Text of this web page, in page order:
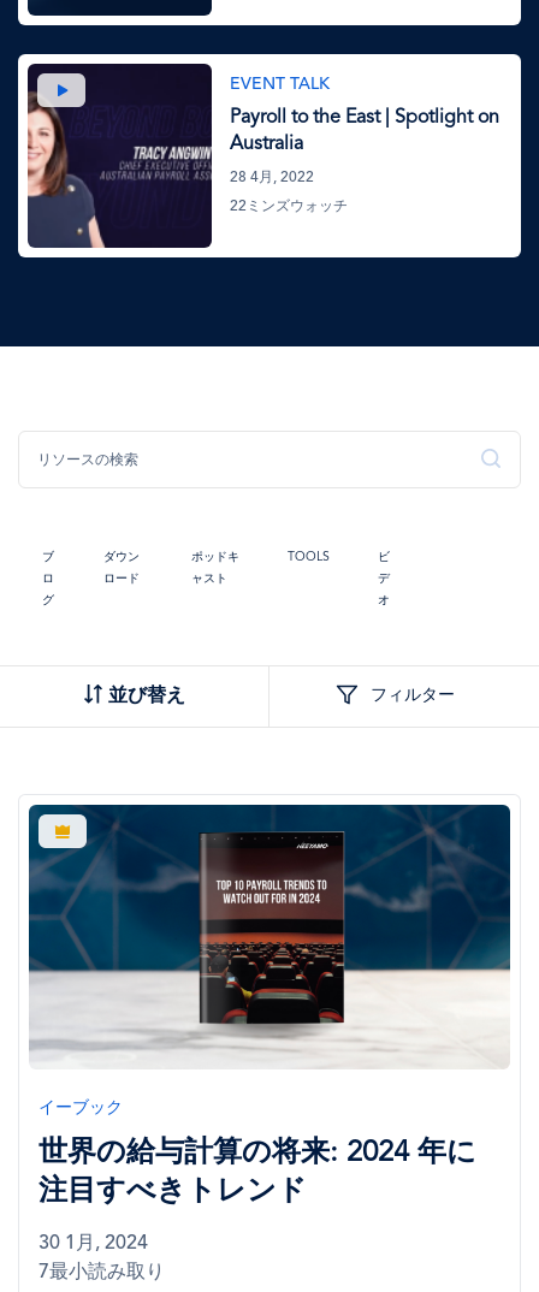
画
像
EVENT TALK
Payroll to the East | Spotlight on
Australia
28 4月, 2022
22ミンズウォッチ
ブ
ロ
グ
ダウン
ロード
ポッドキ
ャスト
TOOLS
ビ
デ
オ
並び替え フィルター
画
像
イーブック
世界の給与計算の将来: 2024 年に
注目すべきトレンド
30 1月, 2024
7最小読み取り